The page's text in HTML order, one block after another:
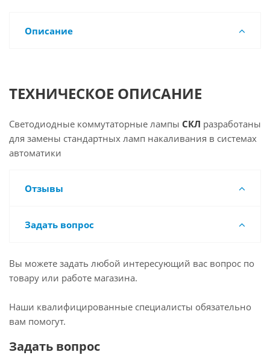
Описание
ТЕХНИЧЕСКОЕ ОПИСАНИЕ
Светодиодные коммутаторные лампы СКЛ разработаны
для замены стандартных ламп накаливания в системах
автоматики
Отзывы
Задать вопрос
Вы можете задать любой интересующий вас вопрос по
товару или работе магазина.
Наши квалифицированные специалисты обязательно
вам помогут.
Задать вопрос